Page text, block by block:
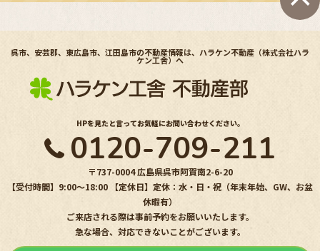
呉市、安芸郡、東広島市、江田島市の不動産情報は、ハラケン不動産（株式会社ハラ
ケン工舎）へ
HPを見たと言ってお気軽にお問い合わせください。
0120-709-211
〒737-0004 広島県呉市阿賀南2-6-20
【受付時間】9:00〜18:00 【定休日】定休：水・日・祝（年末年始、GW、お盆
休暇有）
ご来店される際は事前予約をお願いいたします。
急な場合、対応できないことがございます。